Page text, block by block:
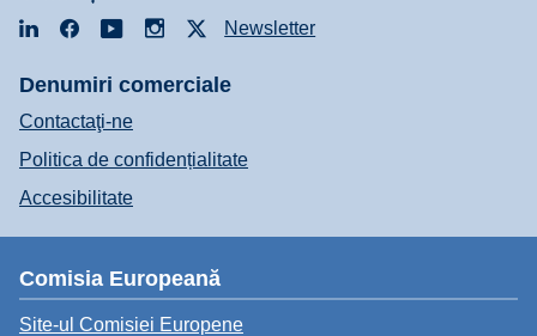
LinkedInFacebookYouTubeInstagramNewsletter
Denumiri comerciale
Contactaţi-ne
Politica de confidențialitate
Accesibilitate
Comisia Europeană
Site-ul Comisiei Europene